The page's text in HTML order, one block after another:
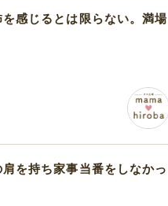
感じるとは限らない。満場
を持ち家事当番をしなかっ